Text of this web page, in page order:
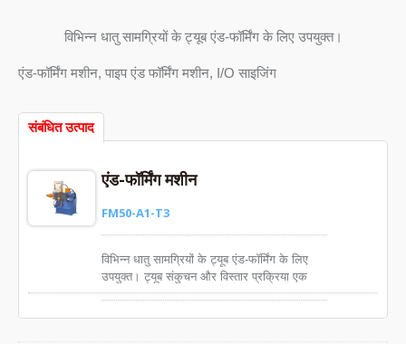
विभिन्न धातु सामग्रियों के ट्यूब एंड-फॉर्मिंग के लिए उपयुक्त।
एंड-फॉर्मिंग मशीन, पाइप एंड फॉर्मिंग मशीन, I/O साइजिंग
संबंधित उत्पाद
एंड-फॉर्मिंग मशीन
FM50-A1-T3
विभिन्न धातु सामग्रियों के ट्यूब एंड-फॉर्मिंग के लिए
उपयुक्त। ट्यूब संकुचन और विस्तार प्रक्रिया एक
साथ उच्च सटीकता सुनिश्चित करने के लिए।